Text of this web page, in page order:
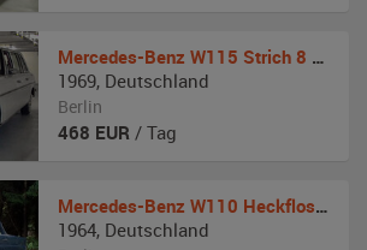
Mercedes-Benz W115 Strich 8 Pullmann
1969, Deutschland
Berlin
468 EUR / Tag
Mercedes-Benz W110 Heckflosse Diesel
1964, Deutschland